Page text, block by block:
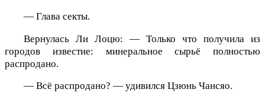
— Глава секты.
Вернулась Ли Лоцю: — Только что получила из
городов известие: минеральное сырьё полностью
распродано.
— Всё распродано? — удивился Цзюнь Чансяо.